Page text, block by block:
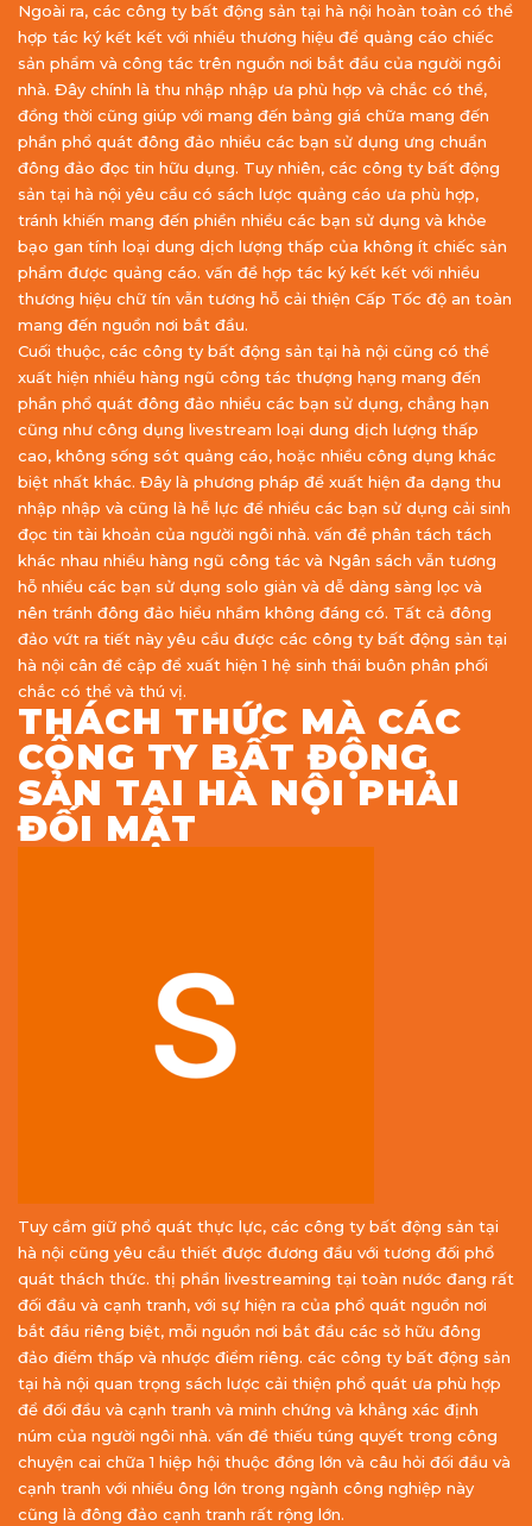
Ngoài ra, các công ty bất động sản tại hà nội hoàn toàn có thể
hợp tác ký kết kết với nhiều thương hiệu để quảng cáo chiếc
sản phẩm và công tác trên nguồn nơi bắt đầu của người ngôi
nhà. Đây chính là thu nhập nhập ưa phù hợp và chắc có thể,
đồng thời cũng giúp với mang đến bảng giá chữa mang đến
phần phổ quát đông đảo nhiều các bạn sử dụng ưng chuẩn
đông đảo đọc tin hữu dụng. Tuy nhiên, các công ty bất động
sản tại hà nội yêu cầu có sách lược quảng cáo ưa phù hợp,
tránh khiến mang đến phiền nhiều các bạn sử dụng và khỏe
bạo gan tính loại dung dịch lượng thấp của không ít chiếc sản
phẩm được quảng cáo. vấn đề hợp tác ký kết kết với nhiều
thương hiệu chữ tín vẫn tương hỗ cải thiện Cấp Tốc độ an toàn
mang đến nguồn nơi bắt đầu.
Cuối thuộc, các công ty bất động sản tại hà nội cũng có thể
xuất hiện nhiều hàng ngũ công tác thượng hạng mang đến
phần phổ quát đông đảo nhiều các bạn sử dụng, chẳng hạn
cũng như công dụng livestream loại dung dịch lượng thấp
cao, không sống sót quảng cáo, hoặc nhiều công dụng khác
biệt nhất khác. Đây là phương pháp để xuất hiện đa dạng thu
nhập nhập và cũng là hễ lực để nhiều các bạn sử dụng cải sinh
đọc tin tài khoản của người ngôi nhà. vấn đề phân tách tách
khác nhau nhiều hàng ngũ công tác và Ngân sách vẫn tương
hỗ nhiều các bạn sử dụng solo giản và dễ dàng sàng lọc và
nên tránh đông đảo hiểu nhầm không đáng có. Tất cả đông
đảo vứt ra tiết này yêu cầu được các công ty bất động sản tại
hà nội cân đề cập để xuất hiện 1 hệ sinh thái buôn phân phối
chắc có thể và thú vị.
THÁCH THỨC MÀ CÁC
CÔNG TY BẤT ĐỘNG
SẢN TẠI HÀ NỘI PHẢI
ĐỐI MẶT
Tuy cầm giữ phổ quát thực lực, các công ty bất động sản tại
hà nội cũng yêu cầu thiết được đương đầu với tương đối phổ
quát thách thức. thị phần livestreaming tại toàn nước đang rất
đối đầu và cạnh tranh, với sự hiện ra của phổ quát nguồn nơi
bắt đầu riêng biệt, mỗi nguồn nơi bắt đầu các sở hữu đông
đảo điểm thấp và nhược điểm riêng. các công ty bất động sản
tại hà nội quan trọng sách lược cải thiện phổ quát ưa phù hợp
để đối đầu và cạnh tranh và minh chứng và khẳng xác định
núm của người ngôi nhà. vấn đề thiếu túng quyết trong công
chuyện cai chữa 1 hiệp hội thuộc đồng lớn và câu hỏi đối đầu và
cạnh tranh với nhiều ông lớn trong ngành công nghiệp này
cũng là đông đảo cạnh tranh rất rộng lớn.